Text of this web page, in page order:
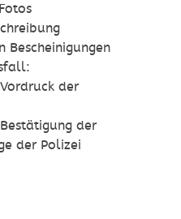
Bescheinigungen
der
der
der Polizei